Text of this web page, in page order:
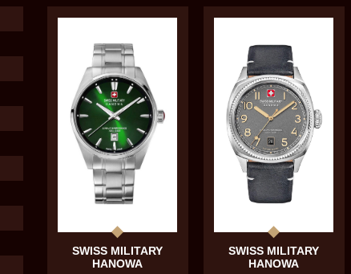
SWISS MILITARY
HANOWA
SWISS MILITARY
HANOWA